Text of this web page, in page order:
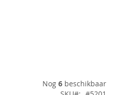
Nog 6 beschikbaar